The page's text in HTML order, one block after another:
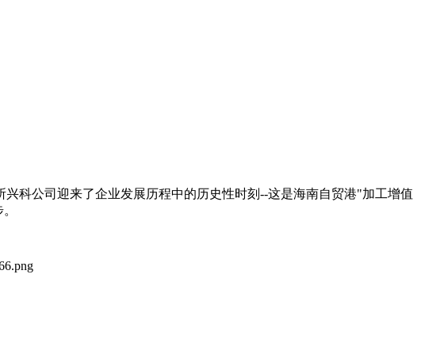
科公司迎来了企业发展历程中的历史性时刻--这是海南自贸港"加工增值